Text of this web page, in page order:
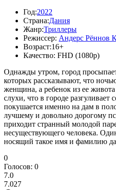
Год:2022
Страна:Дания
Жанр:Триллеры
Режиссер: Андерс Рённов
Возраст:16+
Качество: FHD (1080p)
Однажды утром, город
которых рассказывают, что
женщина, а ребенок из ее
слухи, что в городе
покушается именно на дам в
лучшему и довольно дорогому
приходит странный молодой
несуществующего человека.
носящий такое имя и фамилию
0
Голосов: 0
7.0
7.027